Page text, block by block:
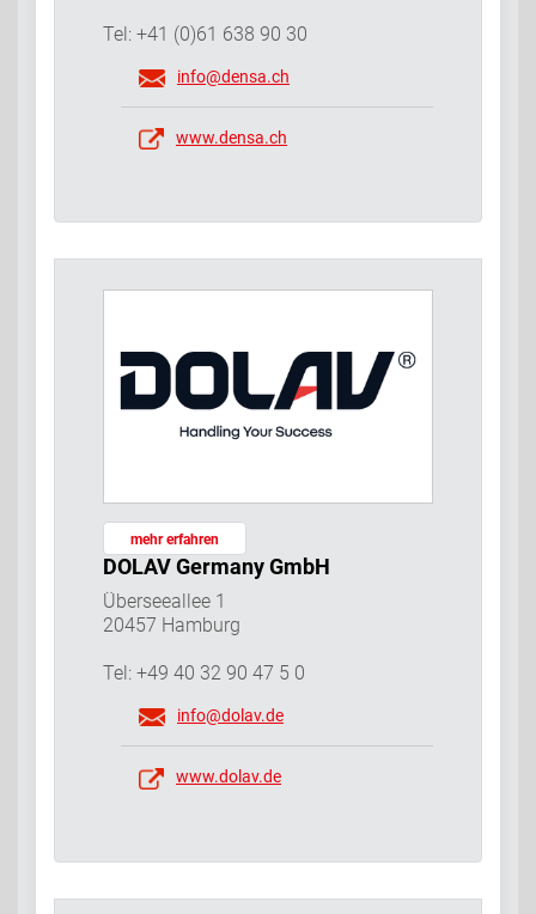
Tel: +41 (0)61 638 90 30
info@densa.ch
www.densa.ch
mehr erfahren
DOLAV Germany GmbH
Überseeallee 1
20457 Hamburg
Tel: +49 40 32 90 47 5 0
info@dolav.de
www.dolav.de